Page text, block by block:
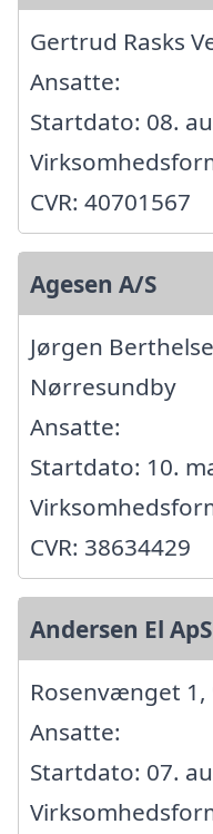
Gertrud Rasks
Ansatte:
Startdato: 08.
CVR: 40701567
Agesen A/S
Jørgen
Nørresundby
Ansatte:
Startdato: 10.
CVR: 38634429
Andersen El ApS
Rosenvænget
Ansatte:
Startdato: 07.